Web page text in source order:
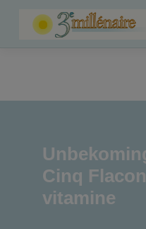
Cinq
vitamine